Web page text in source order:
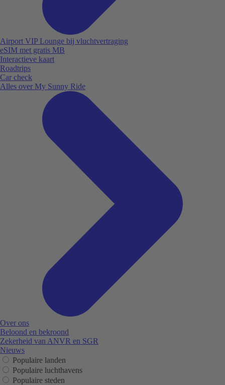
Airport VIP Lounge bij vluchtvertraging
eSIM met gratis MB
Interactieve kaart
Roadtrips
Car check
Alles over My Sunny Ride
Over ons
Beloond en bekroond
Zekerheid van ANVR en SGR
Nieuws
Populaire landen
Populaire luchthavens
Populaire steden